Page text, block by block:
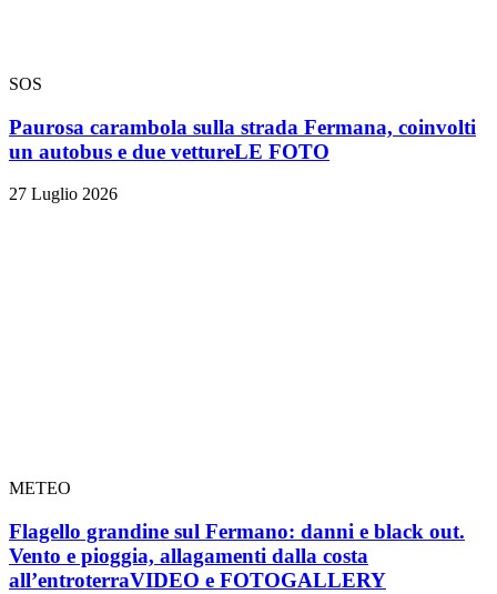
SOS
Paurosa carambola sulla strada Fermana, coinvolti
un autobus e due vettureLE FOTO
27 Luglio 2026
METEO
Flagello grandine sul Fermano: danni e black out.
Vento e pioggia, allagamenti dalla costa
all’entroterraVIDEO e FOTOGALLERY